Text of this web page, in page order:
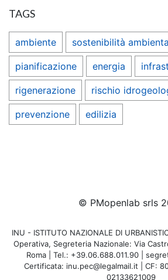
TAGS
ambiente sostenibilità
pianificazione energia
rigenerazione rischio
prevenzione edilizia
© PMopenlab srls
INU - ISTITUTO NAZIONALE DI
Operativa, Segreteria Nazionale: Via
Roma | Tel.: +39.06.688.011.90 |
Certificata: inu.pec@legalmail.it | CF:
02133621009